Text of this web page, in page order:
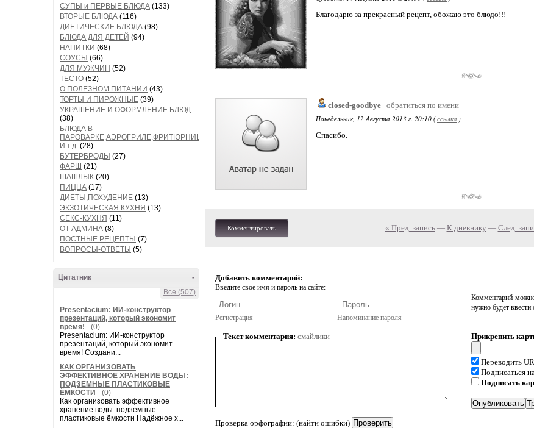
СУПЫ и ПЕРВЫЕ БЛЮДА (133)
ВТОРЫЕ БЛЮДА (116)
ДИЕТИЧЕСКИЕ БЛЮДА (98)
БЛЮДА ДЛЯ ДЕТЕЙ (94)
НАПИТКИ (68)
СОУСЫ (66)
ДЛЯ МУЖЧИН (52)
ТЕСТО (52)
О ПОЛЕЗНОМ ПИТАНИИ (43)
ТОРТЫ И ПИРОЖНЫЕ (39)
УКРАШЕНИЕ И ОФОРМЛЕНИЕ БЛЮД
(38)
БЛЮДА В
ПАРОВАРКЕ,АЭРОГРИЛЕ,ФРИТЮРНИЦЕ
И т.д. (28)
БУТЕРБРОДЫ (27)
ФАРШ (21)
ШАШЛЫК (20)
ПИЦЦА (17)
ДИЕТЫ,ПОХУДЕНИЕ (13)
ЭКЗОТИЧЕСКАЯ КУХНЯ (13)
СЕКС-КУХНЯ (11)
ОТ АДМИНА (8)
ПОСТНЫЕ РЕЦЕПТЫ (7)
ВОПРОСЫ-ОТВЕТЫ (5)
-
Цитатник
Все (507)
Presentacium: ИИ‑конструктор
презентаций, который экономит
время! - (0)
Presentacium: ИИ‑конструктор
презентаций, который экономит
время! Создани...
КАК ОРГАНИЗОВАТЬ
ЭФФЕКТИВНОЕ ХРАНЕНИЕ ВОДЫ:
ПОДЗЕМНЫЕ ПЛАСТИКОВЫЕ
ЁМКОСТИ - (0)
Как организовать эффективное
хранение воды: подземные
пластиковые ёмкости Надёжное х...
Благодарю за прекрасный рецепт, обожаю это блюдо!!!
closed-goodbye обратиться по имени
Понедельник, 12 Августа 2013 г. 20:10 (ссылка )
Спасибо.
Комментировать « Пред. запись— К дневнику — След.
Добавить комментарий:
Введите свое имя и пароль на сайте:
Регистрация Напоминание пароля
Комментарий
нужно будет
Текст комментария: смайлики
Проверка орфографии: (найти ошибки)
Прикрепить
Переводить
Подписаться
Подписать